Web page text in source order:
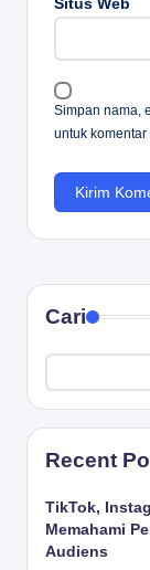
Situs Web
Simpan nama,
untuk
Cari
Recent
TikTok,
Memahami
Audiens